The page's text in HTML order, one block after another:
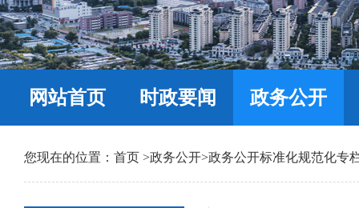
网站首页 时政要闻 政务公开
您现在的位置： 首页 >政务公开>政务公开标准化规范化专